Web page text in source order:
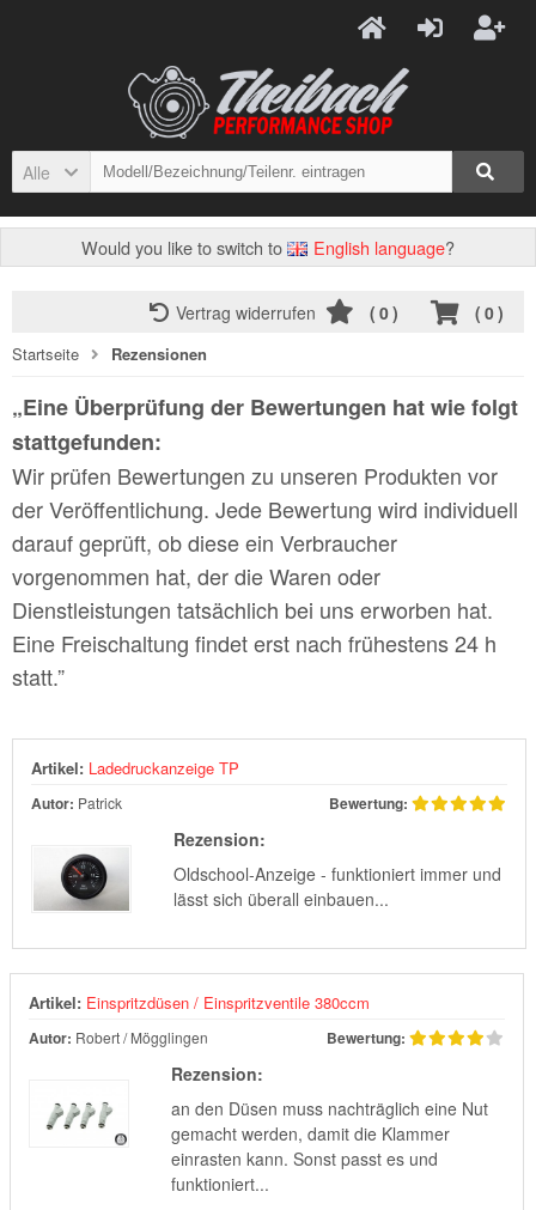
Alle
Would you like to switch to English language?
( 0)
Vertrag widerrufen ( 0)
Startseite Rezensionen
„Eine Überprüfung der Bewertungen hat wie folgt
stattgefunden:
Wir prüfen Bewertungen zu unseren Produkten vor
der Veröffentlichung. Jede Bewertung wird individuell
darauf geprüft, ob diese ein Verbraucher
vorgenommen hat, der die Waren oder
Dienstleistungen tatsächlich bei uns erworben hat.
Eine Freischaltung findet erst nach frühestens 24 h
statt.”
Artikel: Ladedruckanzeige TP
Autor: Patrick Bewertung:
Rezension:
Oldschool-Anzeige - funktioniert immer und
lässt sich überall einbauen...
Artikel: Einspritzdüsen / Einspritzventile 380ccm
Autor: Robert / Mögglingen Bewertung:
Rezension:
an den Düsen muss nachträglich eine Nut
gemacht werden, damit die Klammer
einrasten kann. Sonst passt es und
funktioniert...